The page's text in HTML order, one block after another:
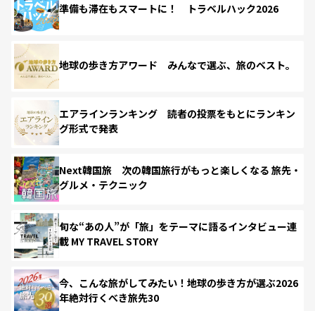
準備も滞在もスマートに！ トラベルハック2026
地球の歩き方アワード みんなで選ぶ、旅のベスト。
エアラインランキング 読者の投票をもとにランキン
グ形式で発表
Next韓国旅 次の韓国旅行がもっと楽しくなる 旅先・
グルメ・テクニック
旬な“あの人”が「旅」をテーマに語るインタビュー連
載 MY TRAVEL STORY
今、こんな旅がしてみたい！地球の歩き方が選ぶ2026
年絶対行くべき旅先30